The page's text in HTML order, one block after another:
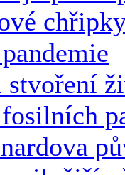
stvoření